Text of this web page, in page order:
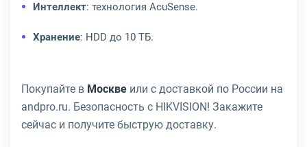
Интеллект: технология AcuSense.
Хранение: HDD до 10 ТБ.
Покупайте в Москве или с доставкой по России на
andpro.ru. Безопасность с HIKVISION! Закажите
сейчас и получите быструю доставку.